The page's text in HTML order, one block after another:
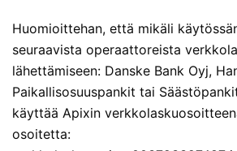
Huomioittehan, että mikäli
seuraavista operaattoreista
lähettämiseen: Danske Bank Oyj,
Paikallisosuuspankit tai
käyttää Apixin
osoitetta: